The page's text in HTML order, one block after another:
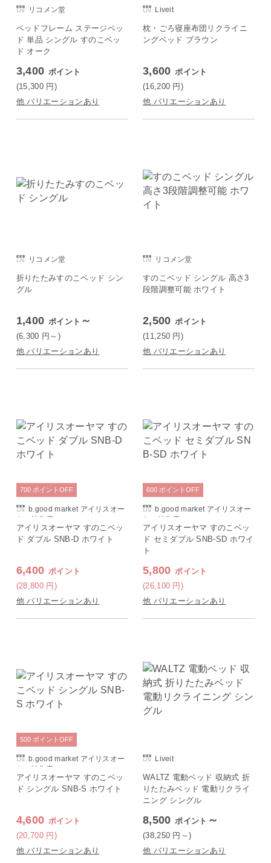
リコメン堂
ベッドフレーム ステージベッ
ド 単品 シングル すのこベッ
ド オーク
3,400 ポイント
(15,300 円 )
他 バリエーションあり
Liveit
枕・ごろ寝座布団リクライニ
ングベッド ブラウン
3,600 ポイント
(16,200 円 )
他 バリエーションあり
リコメン堂
折りたたみすのこベッド シン
グル
1,400 ポイント ～
(6,300 円 ～)
他 バリエーションあり
リコメン堂
すのこベッド シングル 高さ3
段階調整可能 ホワイト
2,500 ポイント
(11,250 円 )
他 バリエーションあり
b.good market アイリスオー
ヤマ特集店
アイリスオーヤマ すのこベッ
ド ダブル SNB-D ホワイト
6,400 ポイント
(28,800 円 )
700 ポイント OFF
他 バリエーションあり
b.good market アイリスオー
ヤマ特集店
アイリスオーヤマ すのこベッ
ド セミダブル SNB-SD ホワイ
ト
5,800 ポイント
(26,100 円 )
600 ポイント OFF
他 バリエーションあり
b.good market アイリスオー
ヤマ特集店
アイリスオーヤマ すのこベッ
ド シングル SNB-S ホワイト
4,600 ポイント
(20,700 円 )
500 ポイント OFF
他 バリエーションあり
Liveit
WALTZ 電動ベッド 収納式 折
りたたみベッド 電動リクライ
ニング シングル
8,500 ポイント ～
(38,250 円 ～)
他 バリエーションあり